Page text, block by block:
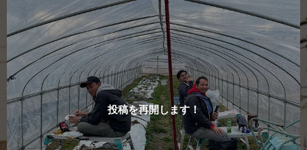
投稿を再開します！